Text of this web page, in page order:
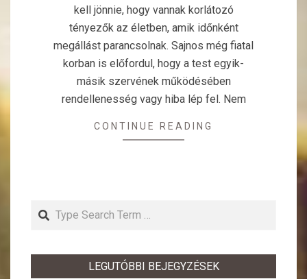
kell jönnie, hogy vannak korlátozó
tényezők az életben, amik időnként
megállást parancsolnak. Sajnos még fiatal
korban is előfordul, hogy a test egyik-
másik szervének működésében
rendellenesség vagy hiba lép fel. Nem
CONTINUE READING
Search
LEGUTÓBBI BEJEGYZÉSEK